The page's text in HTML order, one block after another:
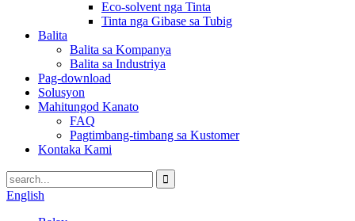
Eco-solvent nga Tinta
Tinta nga Gibase sa Tubig
Balita
Balita sa Kompanya
Balita sa Industriya
Pag-download
Solusyon
Mahitungod Kanato
FAQ
Pagtimbang-timbang sa Kustomer
Kontaka Kami
English